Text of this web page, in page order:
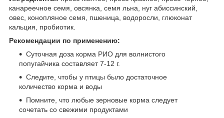
канареечное семя, овсянка, семя льна, нуг абиссинский,
овес, конопляное семя, пшеница, водоросли, глюконат
кальция, пробиотик.
Рекомендации по применению:
Суточная доза корма РИО для волнистого
попугайчика составляет 7-12 г.
Следите, чтобы у птицы было достаточное
количество корма и воды
Помните, что любые зерновые корма следует
сочетать со свежими продуктами